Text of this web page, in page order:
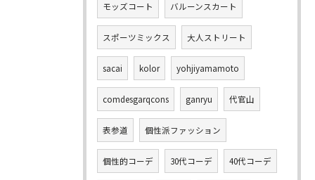
モッズコート バルーンスカート
スポーツミックス 大人ストリート
sacai kolor yohjiyamamoto
comdesgarqcons ganryu 代官山
表参道 個性派ファッション
個性的コーデ 30代コーデ 40代コーデ